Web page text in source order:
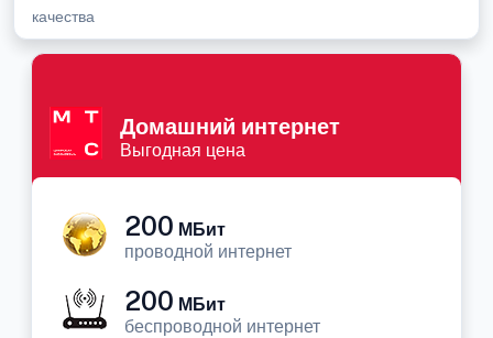
качества
Домашний интернет
Выгодная цена
200 МБит
проводной интернет
200 МБит
беспроводной интернет